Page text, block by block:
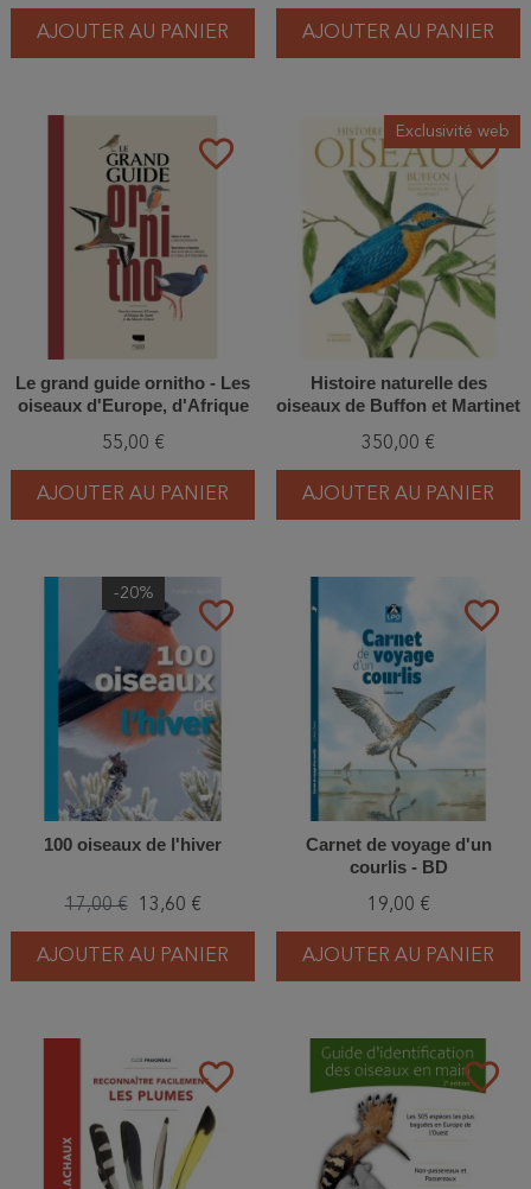
AJOUTER AU PANIER AJOUTER AU PANIER
favorite_border
Le grand guide ornitho - Les
oiseaux d'Europe, d'Afrique
55,00 €
AJOUTER AU PANIER
favorite_border
Exclusivité web
Histoire naturelle des
oiseaux de Buffon et Martinet
350,00 €
AJOUTER AU PANIER
favorite_border
-20%
100 oiseaux de l'hiver
17,00 € 13,60 €
AJOUTER AU PANIER
favorite_border
Carnet de voyage d'un
courlis - BD
19,00 €
AJOUTER AU PANIER
favorite_border favorite_border